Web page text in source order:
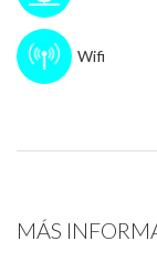
Wifi
MÁS